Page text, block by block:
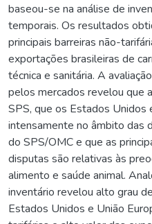
baseou-se na análise de
temporais. Os resultados
principais barreiras não-
exportações brasileiras de
técnica e sanitária. A
pelos mercados revelou que
SPS, que os Estados Unidos
intensamente no âmbito das
do SPS/OMC e que as
disputas são relativas às
alimento e saúde animal.
inventário revelou alto grau
Estados Unidos e União